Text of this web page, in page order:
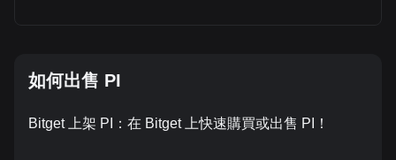
如何出售 PI
Bitget 上架 PI：在 Bitget 上快速購買或出售 PI！